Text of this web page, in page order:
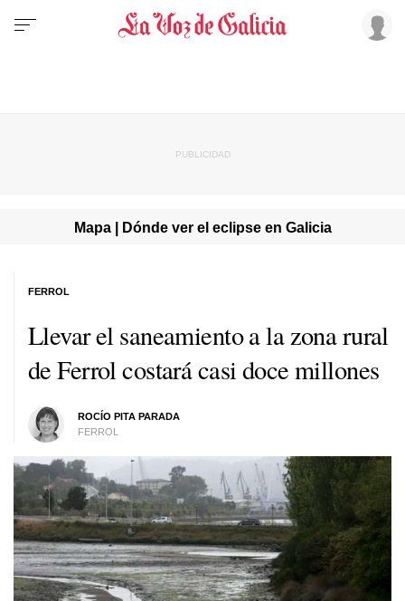
Mapa | Dónde ver el eclipse en Galicia
Llevar el saneamiento a la zona rural
de Ferrol costará casi doce millones
ROCÍO PITA PARADA
FERROL
FERROL